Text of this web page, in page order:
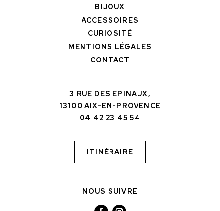
BIJOUX
ACCESSOIRES
CURIOSITÉ
MENTIONS LÉGALES
CONTACT
3 RUE DES EPINAUX,
13100 AIX-EN-PROVENCE
04 42 23 45 54
ITINÉRAIRE
NOUS SUIVRE